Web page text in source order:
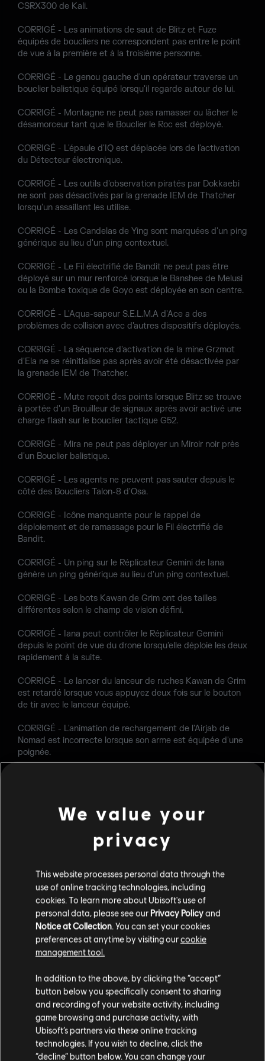
CSRX300 de Kali.
CORRIGÉ - Les animations de saut de Blitz et Fuze
équipés de boucliers ne correspondent pas entre le point
de vue à la première et à la troisième personne.
CORRIGÉ - Le genou gauche d'un opérateur traverse un
bouclier balistique équipé lorsqu'il regarde autour de lui.
CORRIGÉ - Montagne ne peut pas ramasser ou lâcher le
désamorceur tant que le Bouclier le Roc est déployé.
CORRIGÉ - L'épaule d'IQ est déplacée lors de l'activation
du Détecteur électronique.
CORRIGÉ - Les outils d'observation piratés par Dokkaebi
ne sont pas désactivés par la grenade IEM de Thatcher
lorsqu'un assaillant les utilise.
CORRIGÉ - Les Candelas de Ying sont marquées d'un ping
générique au lieu d'un ping contextuel.
CORRIGÉ - Le Fil électrifié de Bandit ne peut pas être
déployé sur un mur renforcé lorsque le Banshee de Melusi
ou la Bombe toxique de Goyo est déployée en son centre.
CORRIGÉ - L'Aqua-sapeur S.E.L.M.A d'Ace a des
problèmes de collision avec d'autres dispositifs déployés.
CORRIGÉ - La séquence d'activation de la mine Grzmot
d'Ela ne se réinitialise pas après avoir été désactivée par
la grenade IEM de Thatcher.
CORRIGÉ - Mute reçoit des points lorsque Blitz se trouve
à portée d'un Brouilleur de signaux après avoir activé une
charge flash sur le bouclier tactique G52.
CORRIGÉ - Mira ne peut pas déployer un Miroir noir près
d'un Bouclier balistique.
CORRIGÉ - Les agents ne peuvent pas sauter depuis le
côté des Boucliers Talon-8 d'Osa.
CORRIGÉ - Icône manquante pour le rappel de
déploiement et de ramassage pour le Fil électrifié de
Bandit.
CORRIGÉ - Un ping sur le Réplicateur Gemini de Iana
génère un ping générique au lieu d'un ping contextuel.
CORRIGÉ - Les bots Kawan de Grim ont des tailles
différentes selon le champ de vision défini.
CORRIGÉ - Iana peut contrôler le Réplicateur Gemini
depuis le point de vue du drone lorsqu'elle déploie les deux
rapidement à la suite.
CORRIGÉ - Le lancer du lanceur de ruches Kawan de Grim
est retardé lorsque vous appuyez deux fois sur le bouton
de tir avec le lanceur équipé.
CORRIGÉ - L'animation de rechargement de l'Airjab de
Nomad est incorrecte lorsque son arme est équipée d'une
poignée.
CORRIGÉ - Divers problèmes de danse de la victoire pour
plusieurs agents.
CORRIGÉ - Divers problèmes avec la Barrière Kiba
CORRIGÉ - Divers problèmes d'effets visuels sur les armes.
CORRIGÉ - Divers problèmes d'effets visuels sur les
agents et les dispositifs.
CORRIGÉ - Le suffixe du surnom d'un joueur ne se charge
pas correctement s'il redémarre le jeu en se reconnectant
à un match.
CORRIGÉ - De mauvais audios sont déclenchés lorsque les
agents sont touchés par un tir allié.
We value your
privacy
This website processes personal data through the
use of online tracking technologies, including
cookies. To learn more about Ubisoft's use of
personal data, please see our Privacy Policyand
Notice at Collection. You can set your cookies
preferences at anytime by visiting ourcookie
management tool.
In addition to the above, by clicking the “accept”
button below you specifically consent to sharing
and recording of your website activity, including
game browsing and purchase activity, with
Ubisoft’s partners via these online tracking
technologies. If you wish to decline, click the
“decline” button below. You can change your